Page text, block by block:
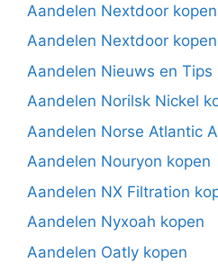
Aandelen Nextdoor kopen
Aandelen Nextdoor kopen
Aandelen Nieuws en Tips
Aandelen Norilsk Nickel
Aandelen Norse Atlantic
Aandelen Nouryon kopen
Aandelen NX Filtration
Aandelen Nyxoah kopen
Aandelen Oatly kopen